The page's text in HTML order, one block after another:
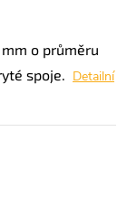
o průměru
spoje. Detailní